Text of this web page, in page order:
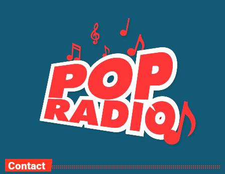
Contact